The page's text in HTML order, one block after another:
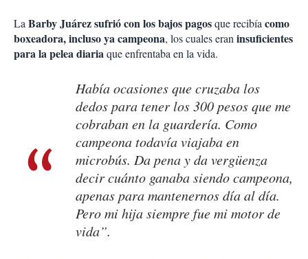
LaBarby Juárez sufrió con los bajos pagosque recibíacomo
boxeadora, incluso ya campeona, los cuales eraninsuficientes
para la pelea diariaque enfrentaba en la vida.
Había ocasiones que cruzaba los
dedos para tener los 300 pesos que me
cobraban en la guardería. Como
campeona todavía viajaba en
microbús. Da pena y da vergüenza
decir cuánto ganaba siendo campeona,
apenas para mantenernos día al día.
Pero mi hija siempre fue mi motor de
vida”.